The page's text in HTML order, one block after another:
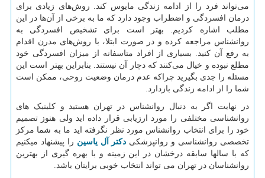
می‌تواند فرد را از ادامه زندگی مایوس کند. روش‌های زیادی برای
درمان افسردگی و اضطراب وجود دارد که ما به برخی از آن‌ها در این
مطلب اشاره کردیم. بهتر است برای تشخیص افسردگی به
روانشناس مراجعه کرده و در صورت ابتلا، با روش‌های مدرن اقدام
به رفع آن کنید. بسیاری از افراد متاسفانه از میزان افسردگی خود
مطلع نبوده و خیال می‌کنند که دچار آن نیستند. بنابراین بهتر است این
مسئله را جدی بگیرید چراکه عدم درمان وضعیت روحی، ممکن است
شما را از ادامه زندگی بازدارد.
در نهایت اگر به دنبال روانشناس در تهران هستید و کلینیک های
روانشناسی مختلفی را مورد ارزیابی قرار داده اید ولی هنوز تصمیم
خود را برای انتخاب روانشناس مورد نظر نگرفته اید ما به شما مرکز
تخصصی روانشناسی و روانپزشکی دکتر آل یاسین را پیشنهاد میکنیم
که با سالها سابقه درخشان در این زمینه و با بهره گیری از بهترین
روانشناسان در تهران می تواند انتخاب خوبی برایتان باشد.